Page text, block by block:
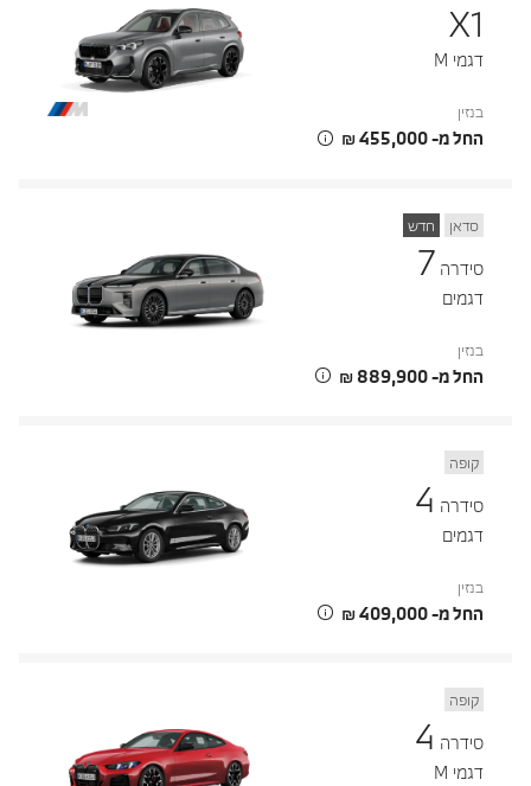
X1
דגמי M
בנזין
החל מ- ‏455,000 ‏₪
סדאן חדש
סידרה7
דגמים
בנזין
החל מ- ‏889,900 ‏₪
קופה
סידרה4
דגמים
בנזין
החל מ- ‏409,000 ‏₪
קופה
סידרה4
דגמי M